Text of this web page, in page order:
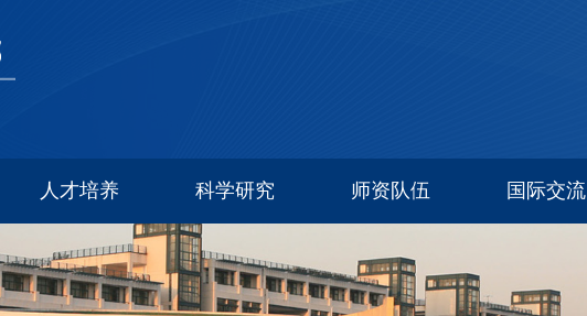
人才培养 科学研究 师资队伍 国际交流